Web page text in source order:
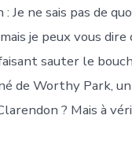
: Je ne sais pas de
je peux vous dire
sauter le
de Worthy Park, un
? Mais à